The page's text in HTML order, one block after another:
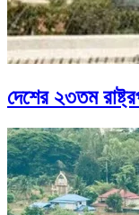
দেশের ২৩তম